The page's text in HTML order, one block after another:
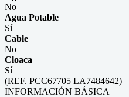
No
Agua Potable
Sí
Cable
No
Cloaca
Sí
(REF. PCC67705 LA7484642)
INFORMACIÓN BÁSICA